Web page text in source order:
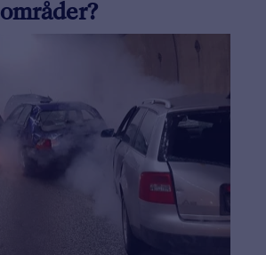
områder?